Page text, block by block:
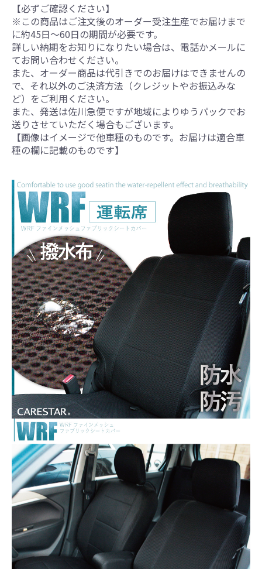
【必ずご確認ください】
※この商品はご注文後のオーダー受注生産でお届けまで
に約45日～60日の期間が必要です。
詳しい納期をお知りになりたい場合は、電話かメールに
てお問い合わせください。
また、オーダー商品は代引きでのお届けはできませんの
で、それ以外のご決済方法（クレジットやお振込みな
ど）をご利用ください。
また、発送は佐川急便ですが地域によりゆうパックでお
送りさせていただく場合もございます。
【画像はイメージで他車種のものです。お届けは適合車
種の欄に記載のものです】